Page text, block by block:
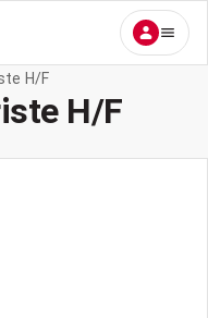
H/F
H/F